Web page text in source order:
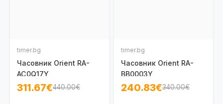
timer.bg
Часовник Orient RA-
AC0Q17Y
311.67€440.00€
timer.bg
Часовник Orient RA-
BB0003Y
240.83€340.00€